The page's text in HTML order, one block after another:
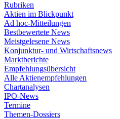
Rubriken
Aktien im Blickpunkt
Ad hoc-Mitteilungen
Bestbewertete News
Meistgelesene News
Konjunktur- und Wirtschaftsnews
Marktberichte
Empfehlungsübersicht
Alle Aktienempfehlungen
Chartanalysen
IPO-News
Termine
Themen-Dossiers